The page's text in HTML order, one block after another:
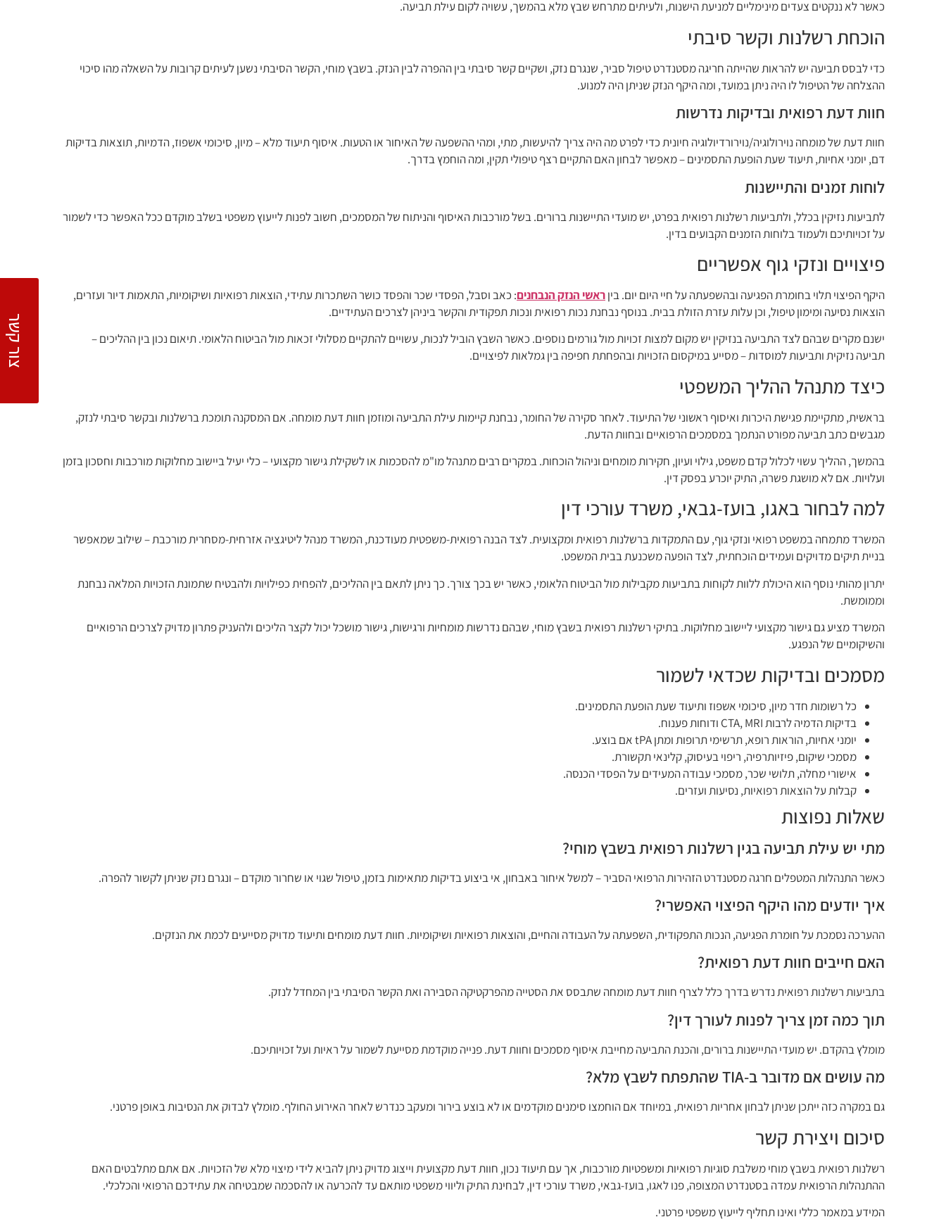
כאשר לא ננקטים צעדים מינימליים למניעת הישנות, ולעיתים מתרחש שבץ מלא בהמשך, עשויה לקום עילת תביעה.
הוכחת רשלנות וקשר סיבתי
כדי לבסס תביעה יש להראות שהייתה חריגה מסטנדרט טיפול סביר, שנגרם נזק, ושקיים קשר סיבתי בין ההפרה לבין הנזק. בשבץ מוחי, הקשר הסיבתי נשען לעיתים קרובות על השאלה מהו סיכוי
ההצלחה של הטיפול לו היה ניתן במועד, ומה היקף הנזק שניתן היה למנוע.
חוות דעת רפואית ובדיקות נדרשות
חוות דעת של מומחה נוירולוגיה/נוירורדיולוגיה חיונית כדי לפרט מה היה צריך להיעשות, מתי, ומהי ההשפעה של האיחור או הטעות. איסוף תיעוד מלא – מיון, סיכומי אשפוז, הדמיות, תוצאות בדיקות
דם, יומני אחיות, תיעוד שעת הופעת התסמינים – מאפשר לבחון האם התקיים רצף טיפולי תקין, ומה הוחמץ בדרך.
לוחות זמנים והתיישנות
לתביעות נזיקין בכלל, ולתביעות רשלנות רפואית בפרט, יש מועדי התיישנות ברורים. בשל מורכבות האיסוף והניתוח של המסמכים, חשוב לפנות לייעוץ משפטי בשלב מוקדם ככל האפשר כדי לשמור
על זכויותיכם ולעמוד בלוחות הזמנים הקבועים בדין.
פיצויים ונזקי גוף אפשריים
היקף הפיצוי תלוי בחומרת הפגיעה ובהשפעתה על חיי היום יום. ביןראשי הנזק הנבחנים: כאב וסבל, הפסדי שכר והפסד כושר השתכרות עתידי, הוצאות רפואיות ושיקומיות, התאמות דיור ועזרים,
הוצאות נסיעה ומימון טיפול, וכן עלות עזרת הזולת בבית. בנוסף נבחנת נכות רפואית ונכות תפקודית והקשר ביניהן לצרכים העתידיים.
ישנם מקרים שבהם לצד התביעה בנזיקין יש מקום למצות זכויות מול גורמים נוספים. כאשר השבץ הוביל לנכות, עשויים להתקיים מסלולי זכאות מול הביטוח הלאומי. תיאום נכון בין ההליכים –
תביעה נזיקית ותביעות למוסדות – מסייע במיקסום הזכויות ובהפחתת חפיפה בין גמלאות לפיצויים.
כיצד מתנהל ההליך המשפטי
בראשית, מתקיימת פגישת היכרות ואיסוף ראשוני של התיעוד. לאחר סקירה של החומר, נבחנת קיימות עילת התביעה ומוזמן חוות דעת מומחה. אם המסקנה תומכת ברשלנות ובקשר סיבתי לנזק,
מגבשים כתב תביעה מפורט הנתמך במסמכים הרפואיים ובחוות הדעת.
בהמשך, ההליך עשוי לכלול קדם משפט, גילוי ועיון, חקירות מומחים וניהול הוכחות. במקרים רבים מתנהל מו"מ להסכמות או לשקילת גישור מקצועי – כלי יעיל ביישוב מחלוקות מורכבות וחסכון בזמן
ועלויות. אם לא מושגת פשרה, התיק יוכרע בפסק דין.
למה לבחור באגו, בועז-גבאי, משרד עורכי דין
המשרד מתמחה במשפט רפואי ונזקי גוף, עם התמקדות ברשלנות רפואית ומקצועית. לצד הבנה רפואית-משפטית מעודכנת, המשרד מנהל ליטיגציה אזרחית-מסחרית מורכבת – שילוב שמאפשר
בניית תיקים מדויקים ועמידים הוכחתית, לצד הופעה משכנעת בבית המשפט.
יתרון מהותי נוסף הוא היכולת ללוות לקוחות בתביעות מקבילות מול הביטוח הלאומי, כאשר יש בכך צורך. כך ניתן לתאם בין ההליכים, להפחית כפילויות ולהבטיח שתמונת הזכויות המלאה נבחנת
וממומשת.
המשרד מציע גם גישור מקצועי ליישוב מחלוקות. בתיקי רשלנות רפואית בשבץ מוחי, שבהם נדרשות מומחיות ורגישות, גישור מושכל יכול לקצר הליכים ולהעניק פתרון מדויק לצרכים הרפואיים
והשיקומיים של הנפגע.
מסמכים ובדיקות שכדאי לשמור
כל רשומות חדר מיון, סיכומי אשפוז ותיעוד שעת הופעת התסמינים.
בדיקות הדמיה לרבות CTA, MRI ודוחות פענוח.
יומני אחיות, הוראות רופא, תרשימי תרופות ומתן tPA אם בוצע.
מסמכי שיקום, פיזיותרפיה, ריפוי בעיסוק, קלינאי תקשורת.
אישורי מחלה, תלושי שכר, מסמכי עבודה המעידים על הפסדי הכנסה.
קבלות על הוצאות רפואיות, נסיעות ועזרים.
שאלות נפוצות
מתי יש עילת תביעה בגין רשלנות רפואית בשבץ מוחי?
כאשר התנהלות המטפלים חרגה מסטנדרט הזהירות הרפואי הסביר – למשל איחור באבחון, אי ביצוע בדיקות מתאימות בזמן, טיפול שגוי או שחרור מוקדם – ונגרם נזק שניתן לקשור להפרה.
איך יודעים מהו היקף הפיצוי האפשרי?
ההערכה נסמכת על חומרת הפגיעה, הנכות התפקודית, השפעתה על העבודה והחיים, והוצאות רפואיות ושיקומיות. חוות דעת מומחים ותיעוד מדויק מסייעים לכמת את הנזקים.
האם חייבים חוות דעת רפואית?
בתביעות רשלנות רפואית נדרש בדרך כלל לצרף חוות דעת מומחה שתבסס את הסטייה מהפרקטיקה הסבירה ואת הקשר הסיבתי בין המחדל לנזק.
תוך כמה זמן צריך לפנות לעורך דין?
מומלץ בהקדם. יש מועדי התיישנות ברורים, והכנת התביעה מחייבת איסוף מסמכים וחוות דעת. פנייה מוקדמת מסייעת לשמור על ראיות ועל זכויותיכם.
מה עושים אם מדובר ב-TIA שהתפתח לשבץ מלא?
גם במקרה כזה ייתכן שניתן לבחון אחריות רפואית, במיוחד אם הוחמצו סימנים מוקדמים או לא בוצע בירור ומעקב כנדרש לאחר האירוע החולף. מומלץ לבדוק את הנסיבות באופן פרטני.
סיכום ויצירת קשר
רשלנות רפואית בשבץ מוחי משלבת סוגיות רפואיות ומשפטיות מורכבות, אך עם תיעוד נכון, חוות דעת מקצועית וייצוג מדויק ניתן להביא לידי מיצוי מלא של הזכויות. אם אתם מתלבטים האם
ההתנהלות הרפואית עמדה בסטנדרט המצופה, פנו לאגו, בועז-גבאי, משרד עורכי דין, לבחינת התיק וליווי משפטי מותאם עד להכרעה או להסכמה שמבטיחה את עתידכם הרפואי והכלכלי.
המידע במאמר כללי ואינו תחליף לייעוץ משפטי פרטני.
צור קשר